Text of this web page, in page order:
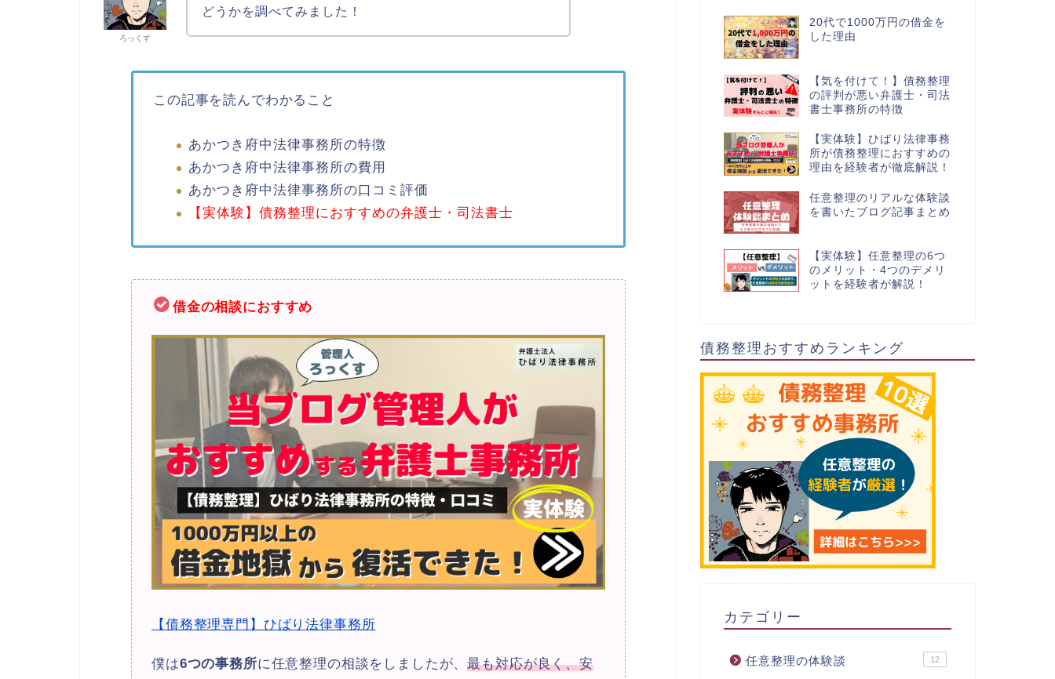
ろっくす
どうかを調べてみました！
この記事を読んでわかること
あかつき府中法律事務所の特徴
あかつき府中法律事務所の費用
あかつき府中法律事務所の口コミ評価
【実体験】債務整理におすすめの弁護士・司法書士
借金の相談におすすめ
【債務整理専門】ひばり法律事務所
僕は6つの事務所に任意整理の相談をしましたが、最も対応が良く、安
20代で1000万円の借金を
した理由
【気を付けて！】債務整理
の評判が悪い弁護士・司法
書士事務所の特徴
【実体験】ひばり法律事務
所が債務整理におすすめの
理由を経験者が徹底解説！
任意整理のリアルな体験談
を書いたブログ記事まとめ
【実体験】任意整理の6つ
のメリット・4つのデメリ
ットを経験者が解説！
債務整理おすすめランキング
カテゴリー
任意整理の体験談 12